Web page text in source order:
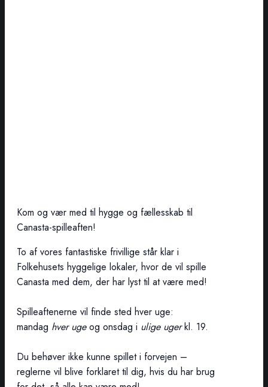
Kom og vær med til hygge og fællesskab til
Canasta-spilleaften!
To af vores fantastiske frivillige står klar i
Folkehusets hyggelige lokaler, hvor de vil spille
Canasta med dem, der har lyst til at være med!
Spilleaftenerne vil finde sted hver uge:
mandag hver ugeog onsdag i ulige ugerkl. 19.
Du behøver ikke kunne spillet i forvejen –
reglerne vil blive forklaret til dig, hvis du har brug